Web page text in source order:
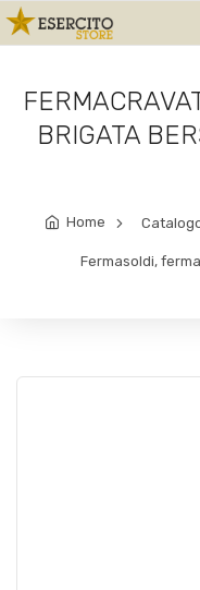
BRIGATA
Home
Fermasoldi,